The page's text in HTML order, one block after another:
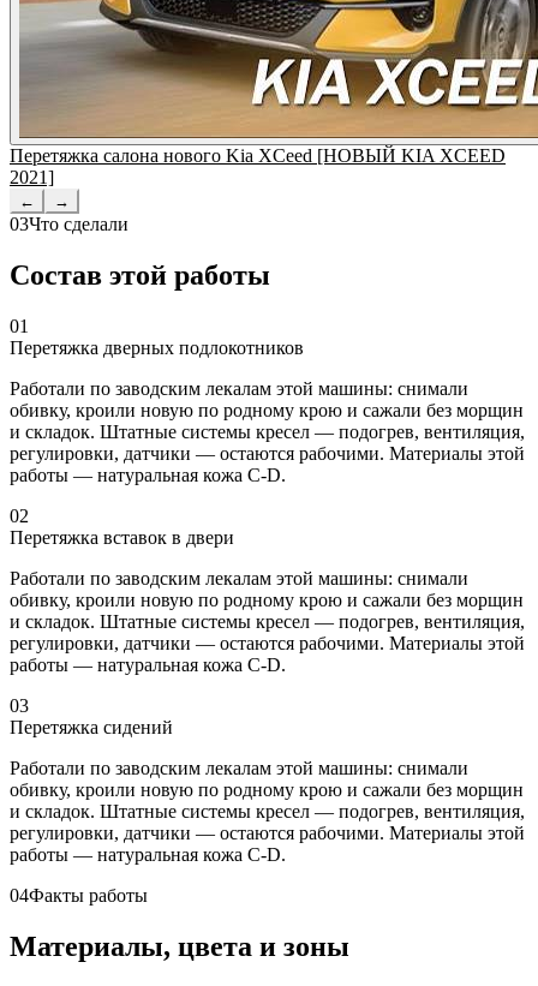
Перетяжка салона нового Kia XCeed [НОВЫЙ KIA XCEED
2021]
← →
03Что сделали
Состав этой работы
01
Перетяжка дверных подлокотников
Работали по заводским лекалам этой машины: снимали
обивку, кроили новую по родному крою и сажали без морщин
и складок. Штатные системы кресел — подогрев, вентиляция,
регулировки, датчики — остаются рабочими. Материалы этой
работы — натуральная кожа C-D.
02
Перетяжка вставок в двери
Работали по заводским лекалам этой машины: снимали
обивку, кроили новую по родному крою и сажали без морщин
и складок. Штатные системы кресел — подогрев, вентиляция,
регулировки, датчики — остаются рабочими. Материалы этой
работы — натуральная кожа C-D.
03
Перетяжка сидений
Работали по заводским лекалам этой машины: снимали
обивку, кроили новую по родному крою и сажали без морщин
и складок. Штатные системы кресел — подогрев, вентиляция,
регулировки, датчики — остаются рабочими. Материалы этой
работы — натуральная кожа C-D.
04Факты работы
Материалы, цвета и зоны